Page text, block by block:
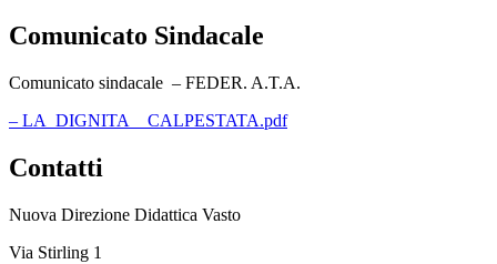
Comunicato Sindacale
Comunicato sindacale – FEDER. A.T.A.
– LA_DIGNITA__CALPESTATA.pdf
Contatti
Nuova Direzione Didattica Vasto
Via Stirling 1